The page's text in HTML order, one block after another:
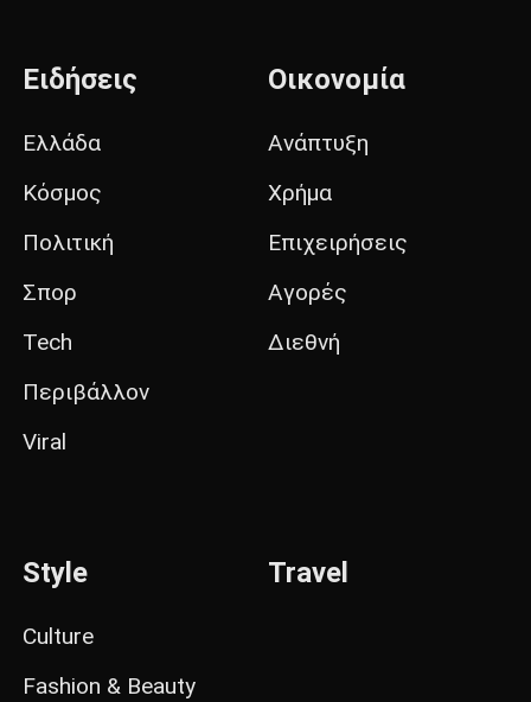
Ειδήσεις
Ελλάδα
Κόσμος
Πολιτική
Σπορ
Tech
Περιβάλλον
Viral
Οικονομία
Ανάπτυξη
Χρήμα
Επιχειρήσεις
Αγορές
Διεθνή
Style
Culture
Fashion & Beauty
Travel